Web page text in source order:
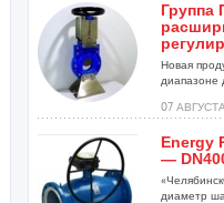
Новая
диапазоне
07
Energy
—
диаметр